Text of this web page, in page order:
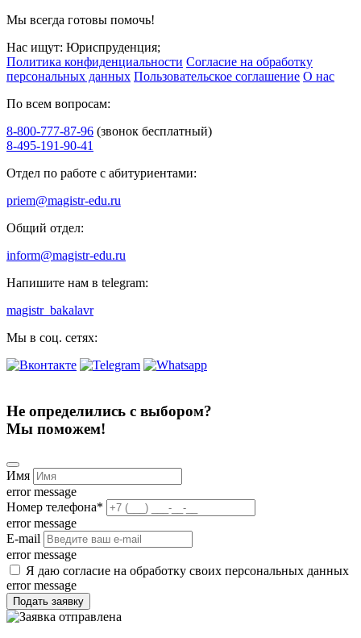
Мы всегда готовы помочь!
Нас ищут: Юриспруденция;
Политика конфиденциальности Согласие на обработку
персональных данных Пользовательское соглашение О нас
По всем вопросам:
8-800-777-87-96 (звонок бесплатный)
8-495-191-90-41
Отдел по работе с абитуриентами:
priem@magistr-edu.ru
Общий отдел:
inform@magistr-edu.ru
Напишите нам в telegram:
magistr_bakalavr
Мы в соц. сетях:
Не определились с выбором?
Мы поможем!
Имя
error message
Номер телефона*
error message
E-mail
error message
Я даю согласие на обработку своих персональных данных
error message
Подать заявку